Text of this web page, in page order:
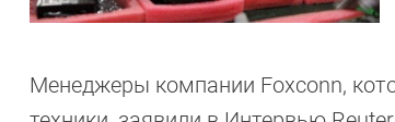
Менеджеры компании Foxconn,